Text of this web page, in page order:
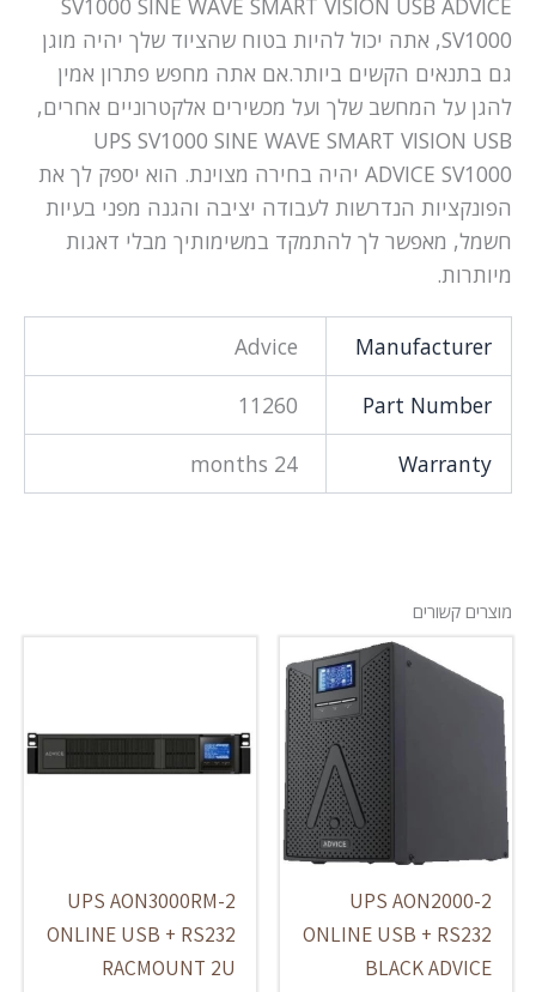
SV1000, אתה יכול להיות בטוח שהציוד שלך יהיה מוגן
גם בתנאים הקשים ביותר.אם אתה מחפש פתרון אמין
להגן על המחשב שלך ועל מכשירים אלקטרוניים אחרים,
UPS SV1000 SINE WAVE SMART VISION USB
ADVICE SV1000 יהיה בחירה מצוינת. הוא יספק לך את
הפונקציות הנדרשות לעבודה יציבה והגנה מפני בעיות
חשמל, מאפשר לך להתמקד במשימותיך מבלי דאגות
מיותרות.
Manufacturer
Advice
Part Number
11260
Warranty
24 months
מוצרים קשורים
UPS AON2000-2
ONLINE USB + RS232
BLACK ADVICE
UPS AON3000RM-2
ONLINE USB + RS232
RACMOUNT 2U